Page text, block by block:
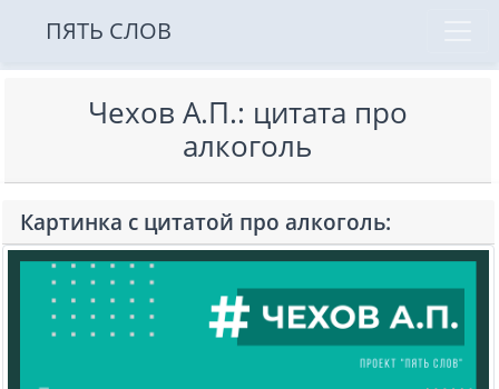
ПЯТЬ СЛОВ
Чехов А.П.: цитата про
алкоголь
Картинка с цитатой про алкоголь: